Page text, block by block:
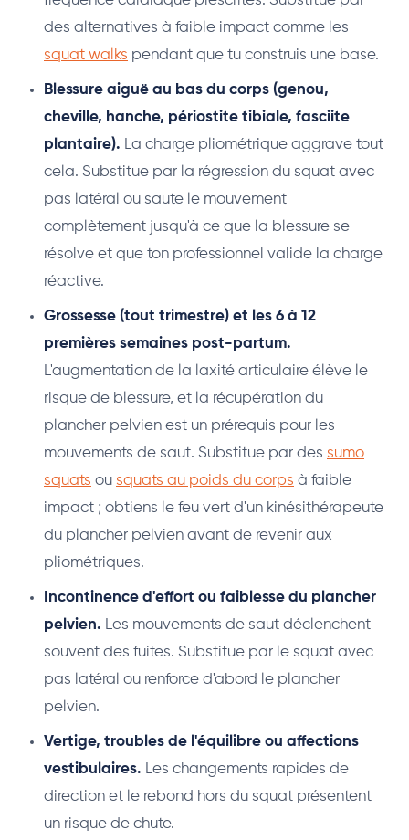
des alternatives à faible impact comme les
squat walks pendant que tu construis une base.
Blessure aiguë au bas du corps (genou,
cheville, hanche, périostite tibiale, fasciite
plantaire). La charge pliométrique aggrave tout
cela. Substitue par la régression du squat avec
pas latéral ou saute le mouvement
complètement jusqu'à ce que la blessure se
résolve et que ton professionnel valide la charge
réactive.
Grossesse (tout trimestre) et les 6 à 12
premières semaines post-partum.
L'augmentation de la laxité articulaire élève le
risque de blessure, et la récupération du
plancher pelvien est un prérequis pour les
mouvements de saut. Substitue par des sumo
squats ou squats au poids du corps à faible
impact ; obtiens le feu vert d'un kinésithérapeute
du plancher pelvien avant de revenir aux
pliométriques.
Incontinence d'effort ou faiblesse du plancher
pelvien. Les mouvements de saut déclenchent
souvent des fuites. Substitue par le squat avec
pas latéral ou renforce d'abord le plancher
pelvien.
Vertige, troubles de l'équilibre ou affections
vestibulaires. Les changements rapides de
direction et le rebond hors du squat présentent
un risque de chute.